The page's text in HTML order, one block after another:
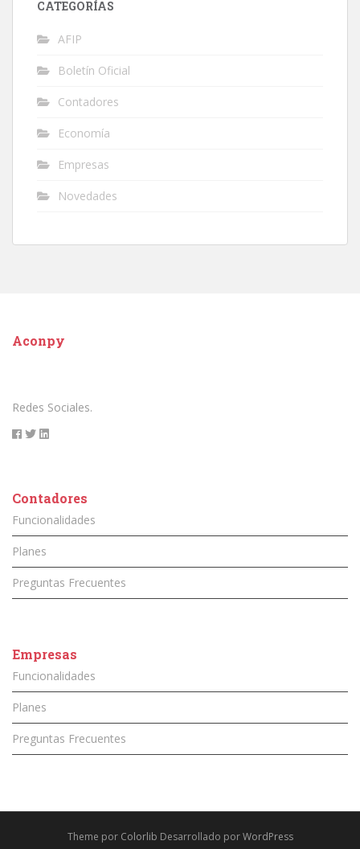
CATEGORÍAS
AFIP
Boletín Oficial
Contadores
Economía
Empresas
Novedades
Aconpy
Redes Sociales.
Contadores
Funcionalidades
Planes
Preguntas Frecuentes
Empresas
Funcionalidades
Planes
Preguntas Frecuentes
Theme por Colorlib Desarrollado porWordPress